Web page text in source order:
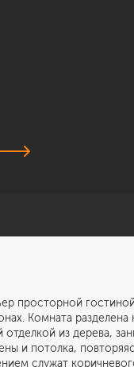
гостиной
Комната разделена
отделкой из дерева,
и потолка,
служат